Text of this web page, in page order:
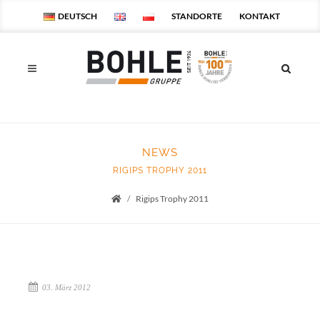
DEUTSCH STANDORTE KONTAKT
NEWS
RIGIPS TROPHY 2011
Startseite
Rigips Trophy 2011
03. März 2012